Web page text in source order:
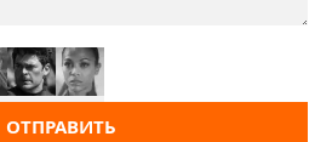
ОТПРАВИТЬ